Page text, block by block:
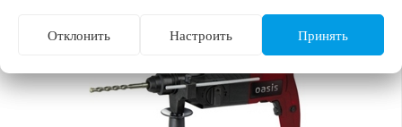
Отклонить Настроить Принять